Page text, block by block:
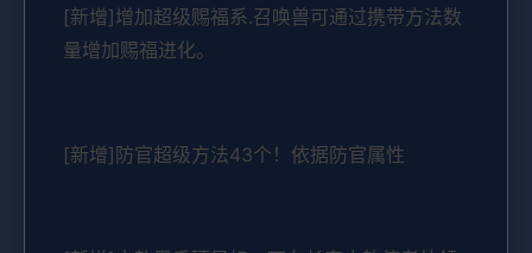
[新增]增加超级赐福系.召唤兽可通过携带方法数
量增加赐福进化。
[新增]防官超级方法43个！依据防官属性